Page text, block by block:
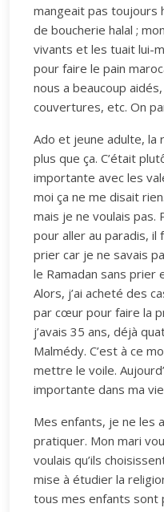
mangeait pas toujours
de boucherie halal ;
vivants et les tuait lui-
pour faire le pain
nous a beaucoup
couvertures, etc. On
Ado et jeune adulte, la
plus que ça. C’était
importante avec les
moi ça ne me disait
mais je ne voulais pas.
pour aller au paradis, il
prier car je ne savais
le Ramadan sans prier
Alors, j’ai acheté des
par cœur pour faire la
j’avais 35 ans, déjà
Malmédy. C’est à ce
mettre le voile.
importante dans ma
Mes enfants, je ne les
pratiquer. Mon mari
voulais qu’ils
mise à étudier la
tous mes enfants sont